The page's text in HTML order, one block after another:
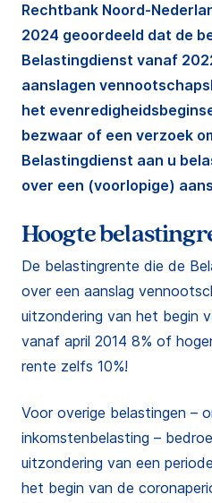
Rechtbank Noord-
2024 geoordeeld dat de
Belastingdienst vanaf
aanslagen
het
bezwaar of een verzoek
Belastingdienst aan u
over een (voorlopige)
Hoogte
De belastingrente die de
over een aanslag
uitzondering van het begin
vanaf april 2014 8% of
rente zelfs 10%!
Voor overige belastingen –
inkomstenbelasting –
uitzondering van een
het begin van de